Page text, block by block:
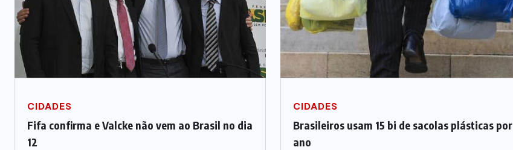
CIDADES
Fifa confirma e Valcke não vem ao Brasil no dia
12
CIDADES
Brasileiros usam 15 bi de sacolas plásticas por
ano
mais alta honraria da Rotam em
Cuiabá
reforça conexão entre pais e filhos
na moda inspirada no agro